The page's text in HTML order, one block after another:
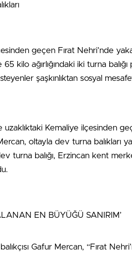
geçen Fırat Nehri’nde
kilo ağırlığındaki iki turna balığı
şaşkınlıktan sosyal
uzaklıktaki Kemaliye ilçesinden
oltayla dev turna balıkları
turna balığı, Erzincan kent
EN BÜYÜĞÜ SANIRIM’
Gafur Mercan, “Fırat